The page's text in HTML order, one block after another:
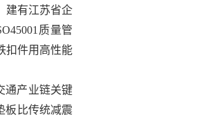
建有江苏省企
质量管
扣件用高性能
通产业链关键
板比传统减震